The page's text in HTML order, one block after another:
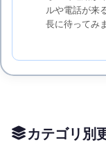
ルや電話が来
長に待ってみ
カテゴリ別